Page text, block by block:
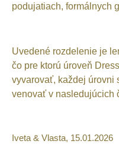
podujatiach, formálnych
Uvedené rozdelenie je
čo pre ktorú úroveň
vyvarovať, každej úrovni
venovať v nasledujúcich
Iveta & Vlasta, 15.01.2026